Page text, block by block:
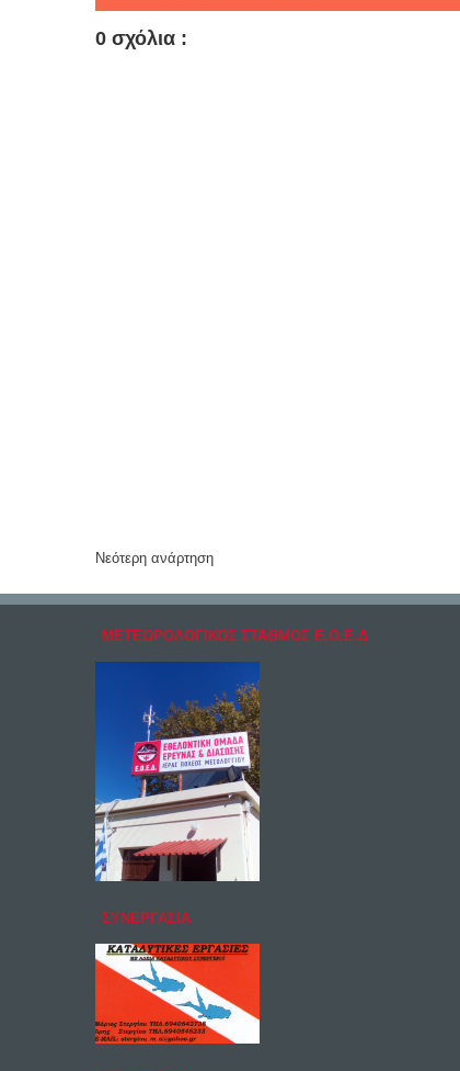
0 σχόλια :
Νεότερη ανάρτηση
ΜΕΤΕΩΡΟΛΟΓΙΚΟΣ ΣΤΑΘΜΟΣ Ε.Ο.Ε.Δ
ΣΥΝΕΡΓΑΣΙΑ